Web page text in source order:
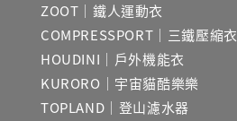
ZOOT｜鐵人運動衣
COMPRESSPORT｜三鐵壓縮衣
HOUDINI｜戶外機能衣
KURORO｜宇宙貓酷樂樂
TOPLAND｜登山濾水器